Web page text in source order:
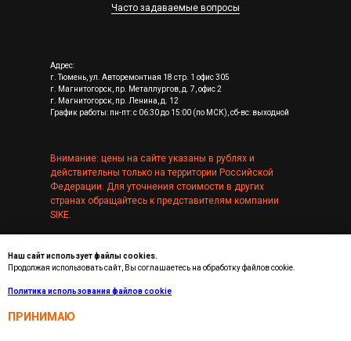
Наш сайт использует файлы cookies.
Продолжая использовать сайт, Вы соглашаетесь на обработку файлов cookie.
Политика использования файлов cookie
ПРИНИМАЮ
Адрес:
г. Тюмень, ул. Авторемонтная 18 стр. 1 офис 305
г. Магнитогорск, пр. Металлургов, д. 7, офис 2
г. Магнитогорск, пр. Ленина, д. 12
График работы: пн-пт: с 06:30 до 15:00 (по МСК), сб-вс: выходной
Реквизиты SIKE
Часто задаваемые вопросы
Внимание: цены на сайте указаны в рублях и
действительны только на территории Российской
Федерации. Для уточнения стоимости в других
странах обращайтесь к представителям компании
SIKE.
образовательной организацией и не выдаем
свидетельства государственного образца.